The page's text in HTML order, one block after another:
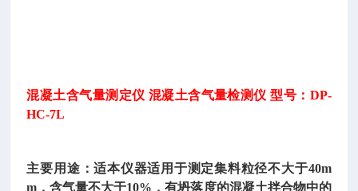
混凝土含气量测定仪 混凝土含气量检测仪 型号： DP-
HC-7L
主要用途：适本仪器适用于测定集料粒径不大于40m
m，含气量不大于10%，有坍落度的混凝土拌合物中的